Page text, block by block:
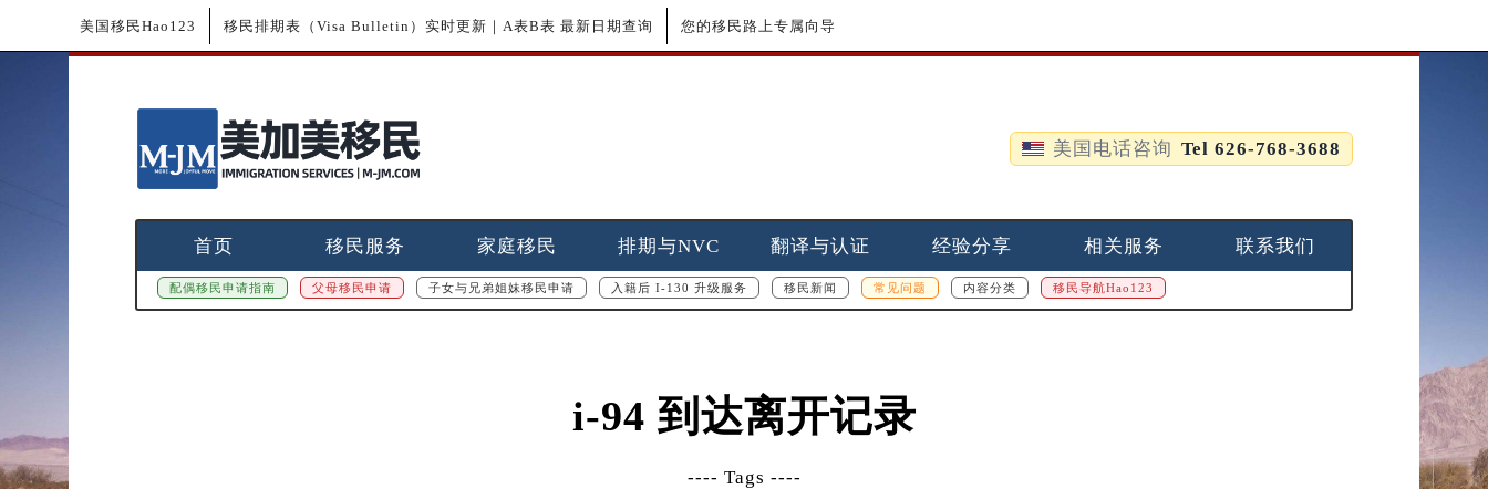
美国移民Hao123 移民排期表（Visa Bulletin）实时更新｜A表B表 最新日期查询 您的移民路上专属向导
美国电话咨询 Tel 626-768-3688
首页 移民服务 家庭移民 排期与NVC 翻译与认证 经验分享 相关服务 联系我们
配偶移民申请指南 父母移民申请 子女与兄弟姐妹移民申请 入籍后 I-130 升级服务 移民新闻 常见问题 内容分类 移民导航Hao123
i-94 到达离开记录
---- Tags ----